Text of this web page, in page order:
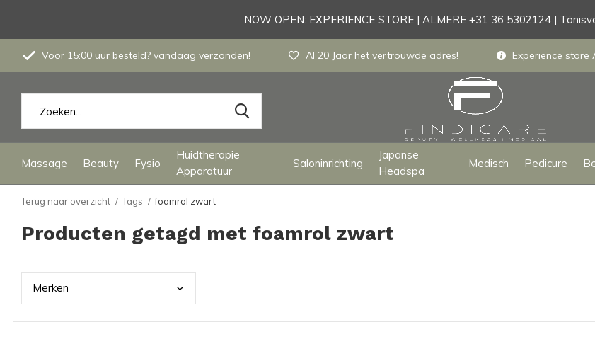
Massage Beauty Fysio
Huidtherapie
Apparatuur
Saloninrichting
Japanse
Headspa
Medisch Pedicure
Voor 15:00 uur besteld? vandaag verzonden! Al 20 Jaar het vertrouwde adres! Experience store
NOW OPEN: EXPERIENCE STORE | ALMERE +31 36 5302124 |
Terug naar overzicht Tags foamrol zwart
Producten getagd met foamrol zwart
Merken